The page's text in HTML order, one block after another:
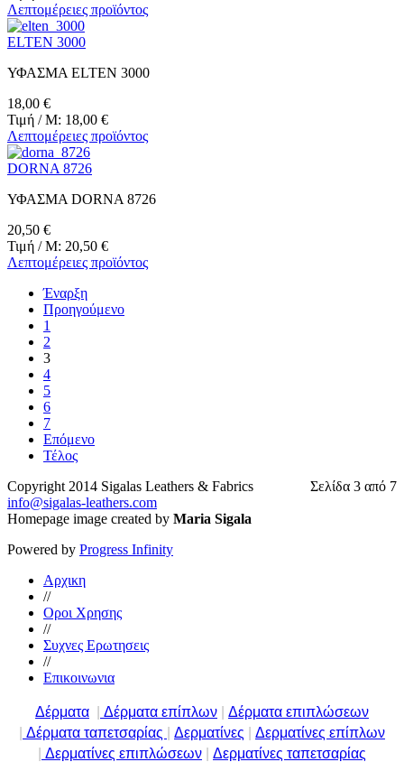
Λεπτομέρειες προϊόντος
ELTEN 3000
ΥΦΑΣΜΑ ELTEN 3000
18,00 €
Τιμή / M: 18,00 €
Λεπτομέρειες προϊόντος
DORNA 8726
ΥΦΑΣΜΑ DORNA 8726
20,50 €
Τιμή / M: 20,50 €
Λεπτομέρειες προϊόντος
Έναρξη
Προηγούμενο
1
2
3
4
5
6
7
Επόμενο
Τέλος
Σελίδα 3 από 7
Copyright 2014 Sigalas Leathers & Fabrics
info@sigalas-leathers.com
Homepage image created by Maria Sigala
Powered by Progress Infinity
Αρχικη
//
Οροι Χρησης
//
Συχνες Ερωτησεις
//
Επικοινωνια
Δέρματα Δέρματα επίπλων
Δέρματα επιπλώσεων
Δέρματα ταπετσαρίας Δερματίνες
Δερματίνες επίπλων
Δερματίνες επιπλώσεων Δερματίνες ταπετσαρίας